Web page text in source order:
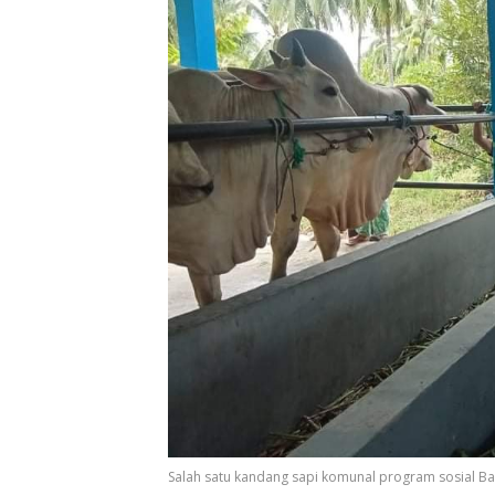
Salah satu kandang sapi komunal program sosial